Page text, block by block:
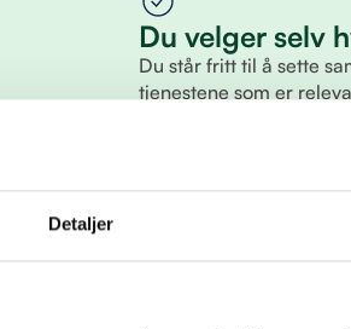
Detaljer
Du velger selv
Du står fritt til å sette
tjenestene som er